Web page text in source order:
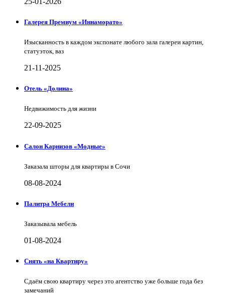
Галерея Премиум «Иннаморато»
Изысканность в каждом экспонате любого зала галереи картин,
статуэток, ваз
21-11-2025
Отель «Долина»
Недвижимость для жизни
22-09-2025
Салон Карнизов «Модные»
Заказала шторы для квартиры в Сочи
08-08-2024
Палитра Мебели
Заказывала мебель
01-08-2024
Снять «на Квартиру»
Сдаём свою квартиру через это агентство уже больше года без
замечаний